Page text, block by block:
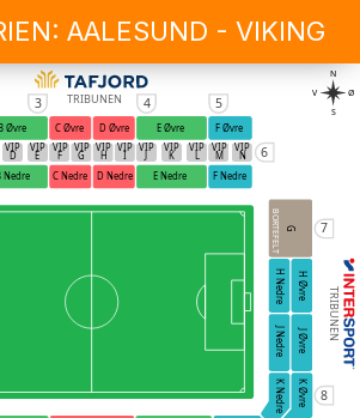
AALESUND - VIKING
TRIBUNEN
TRIBUNEN
N
S
V Ø
3 4 5
6
7
8
BORTEFELT
B Øvre
Nedre
C Øvre
C Nedre
D Øvre
D Nedre
E Øvre
E Nedre
F Øvre
F Nedre
G
H Øvre
H Nedre
J Øvre
J Nedre
K Øvre
K Nedre
VIP
D
VIP
E
VIP
F
VIP
G
VIP
H
VIP
I
VIP VIP
K
VIP
L
VIP
M
VIP
N